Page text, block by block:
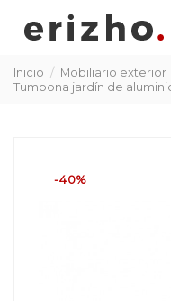
Inicio Mobiliario exterior
Tumbona jardín de
-40%